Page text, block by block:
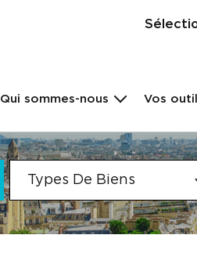
Qui sommes-nous Vos
Types De Biens